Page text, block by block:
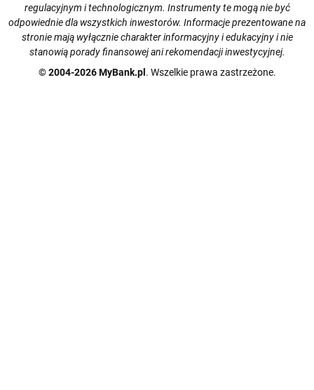
regulacyjnym i technologicznym. Instrumenty te mogą nie być
odpowiednie dla wszystkich inwestorów. Informacje prezentowane na
stronie mają wyłącznie charakter informacyjny i edukacyjny i nie
stanowią porady finansowej ani rekomendacji inwestycyjnej.
© 2004-2026 MyBank.pl . Wszelkie prawa zastrzeżone.